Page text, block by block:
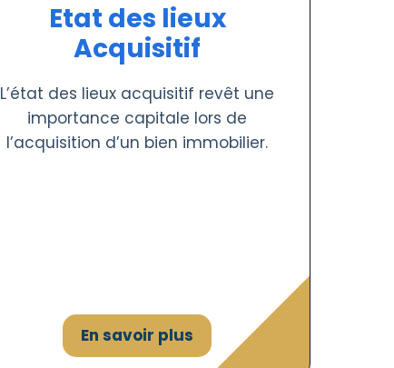
Etat des lieux
Acquisitif
L’état des lieux acquisitif revêt une
importance capitale lors de
l’acquisition d’un bien immobilier.
En savoir plus